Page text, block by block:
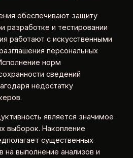
обеспечивают защиту
разработке и тестировании
работают с искусственными
персональных
норм
сведений
недостатку
является значимое
выборок. Накопление
существенных
на выполнение анализов и